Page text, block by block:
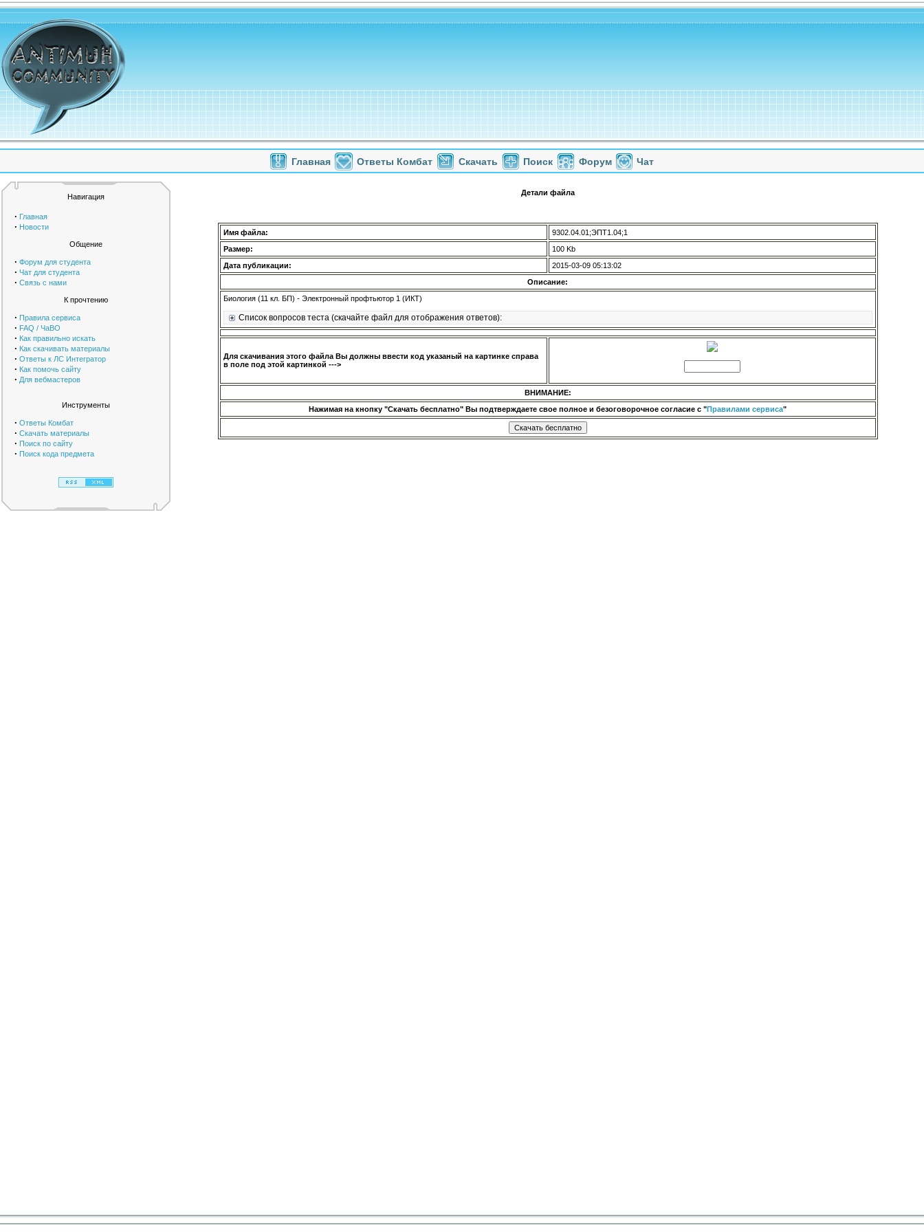
Главная Ответы Комбат Скачать Поиск Форум Чат
Навигация
· Главная
· Новости
Общение
· Форум для студента
· Чат для студента
· Связь с нами
К прочтению
· Правила сервиса
· FAQ / ЧаВО
· Как правильно искать
· Как скачивать материалы
· Ответы к ЛС Интегратор
· Как помочь сайту
· Для вебмастеров
Инструменты
· Ответы Комбат
· Скачать материалы
· Поиск по сайту
· Поиск кода предмета
Детали файла
Имя файла:
9302.04.01;ЭПТ1.04;1
Размер:
100 Kb
Дата публикации:
2015-03-09 05:13:02
Описание:
Биология (11 кл. БП) - Электронный профтьютор 1 (ИКТ)
Список вопросов теста (скачайте файл для отображения ответов):
Для скачивания этого файла Вы должны ввести код указаный на картинке справа
в поле под этой картинкой --->
ВНИМАНИЕ:
Нажимая на кнопку "Скачать бесплатно" Вы подтверждаете свое полное и безоговорочное согласие с "Правилами сервиса"